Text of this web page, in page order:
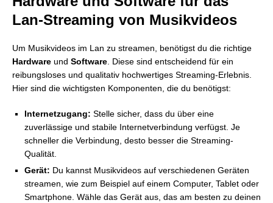
Lan-Streaming von Musikvideos
Um Musikvideos im Lan zu streamen, benötigst du die richtige
Hardware und Software . Diese sind entscheidend für ein
reibungsloses und qualitativ hochwertiges Streaming-Erlebnis.
Hier sind die wichtigsten Komponenten, die du benötigst:
Internetzugang: Stelle sicher, dass du über eine
zuverlässige und stabile Internetverbindung verfügst. Je
schneller die Verbindung, desto besser die Streaming-
Qualität.
Gerät: Du kannst Musikvideos auf verschiedenen Geräten
streamen, wie zum Beispiel auf einem Computer, Tablet oder
Smartphone. Wähle das Gerät aus, das am besten zu deinen